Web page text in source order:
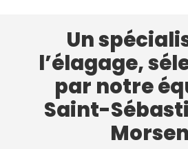
Un
l’élagage,
par notre
Saint-